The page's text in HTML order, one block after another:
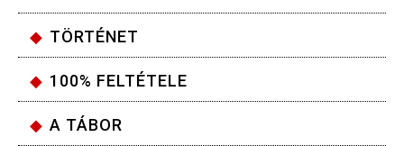
TÖRTÉNET
100% FELTÉTELE
A TÁBOR